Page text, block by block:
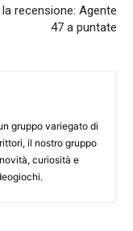
recensione: Agente
47 a puntate
gruppo variegato di
il nostro gruppo
curiosità e